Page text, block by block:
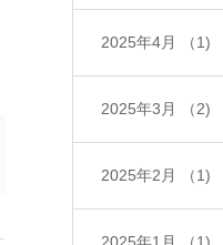
2025年4月 （1)
2025年3月 （2)
2025年2月 （1)